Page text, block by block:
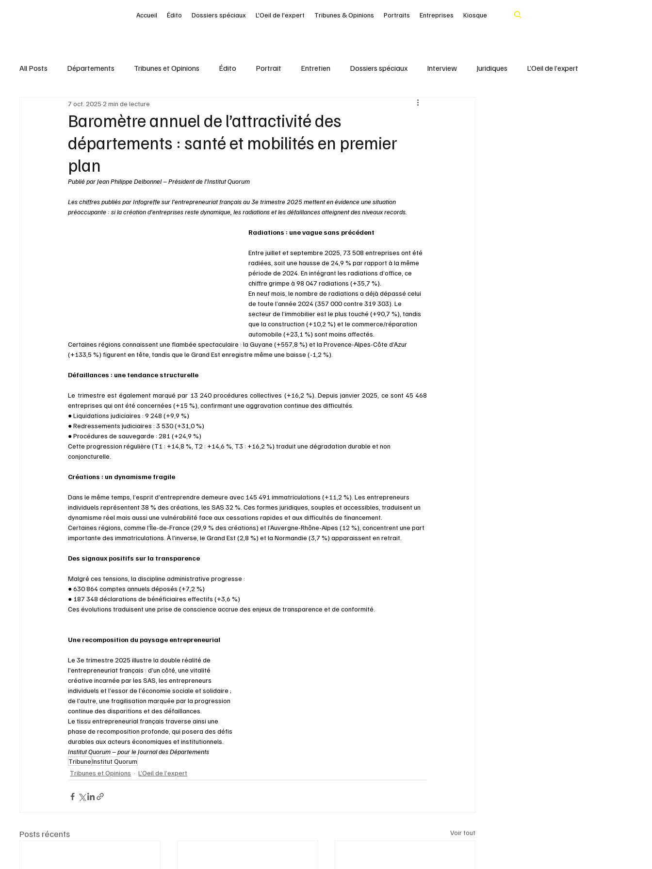
Accueil Édito Dossiers spéciaux L'Oeil de l'expert Tribunes & Opinions Portraits Entreprises Kiosque
All Posts Départements Tribunes et Opinions Édito Portrait Entretien Dossiers spéciaux Interview Juridiques L’Oeil de l’expert
Nominations Entreprises Kiosque
interview À la une des Départements Le Petit Journal des Départements Seine-Maritime santé
Baromètre
Baromètre annuel de l’attractivité des
départements : santé et mobilités en premier
plan
7 oct. 2025 2 min de lecture
Publié par Jean Philippe Delbonnel – Président de l’Institut Quorum
Les chiffres publiés par Infogreffe sur l’entrepreneuriat français au 3e trimestre 2025 mettent en évidence une situation
préoccupante : si la création d’entreprises reste dynamique, les radiations et les défaillances atteignent des niveaux records.
Radiations : une vague sans précédent
Entre juillet et septembre 2025, 73 508 entreprises ont été
radiées, soit une hausse de 24,9 % par rapport à la même
période de 2024. En intégrant les radiations d’office, ce
chiffre grimpe à 98 047 radiations (+35,7 %).
En neuf mois, le nombre de radiations a déjà dépassé celui
de toute l’année 2024 (357 000 contre 319 303). Le
secteur de l’immobilier est le plus touché (+90,7 %), tandis
que la construction (+10,2 %) et le commerce/réparation
automobile (+23,1 %) sont moins affectés.
Certaines régions connaissent une flambée spectaculaire : la Guyane (+557,8 %) et la Provence-Alpes-Côte d’Azur
(+133,5 %) figurent en tête, tandis que le Grand Est enregistre même une baisse (-1,2 %).
Défaillances : une tendance structurelle
Le trimestre est également marqué par 13 240 procédures collectives (+16,2 %). Depuis janvier 2025, ce sont 45 468
entreprises qui ont été concernées (+15 %), confirmant une aggravation continue des difficultés.
● Liquidations judiciaires : 9 248 (+9,9 %)
● Redressements judiciaires : 3 530 (+31,0 %)
● Procédures de sauvegarde : 281 (+24,9 %)
Cette progression régulière (T1 : +14,8 %, T2 : +14,6 %, T3 : +16,2 %) traduit une dégradation durable et non
conjoncturelle.
Créations : un dynamisme fragile
Dans le même temps, l’esprit d’entreprendre demeure avec 145 491 immatriculations (+11,2 %). Les entrepreneurs
individuels représentent 38 % des créations, les SAS 32 %. Ces formes juridiques, souples et accessibles, traduisent un
dynamisme réel mais aussi une vulnérabilité face aux cessations rapides et aux difficultés de financement.
Certaines régions, comme l’Île-de-France (29,9 % des créations) et l’Auvergne-Rhône-Alpes (12 %), concentrent une part
importante des immatriculations. À l’inverse, le Grand Est (2,8 %) et la Normandie (3,7 %) apparaissent en retrait.
Des signaux positifs sur la transparence
Malgré ces tensions, la discipline administrative progresse :
● 630 864 comptes annuels déposés (+7,2 %)
● 187 348 déclarations de bénéficiaires effectifs (+3,6 %)
Ces évolutions traduisent une prise de conscience accrue des enjeux de transparence et de conformité.
Une recomposition du paysage entrepreneurial
Le 3e trimestre 2025 illustre la double réalité de
l’entrepreneuriat français : d’un côté, une vitalité
créative incarnée par les SAS, les entrepreneurs
individuels et l’essor de l’économie sociale et solidaire ;
de l’autre, une fragilisation marquée par la progression
continue des disparitions et des défaillances.
Le tissu entrepreneurial français traverse ainsi une
phase de recomposition profonde, qui posera des défis
durables aux acteurs économiques et institutionnels.
Institut Quorum – pour le Journal des Départements
TribuneInstitut Quorum
Tribunes et Opinions
L’Oeil de l’expert
Posts récents Voir tout